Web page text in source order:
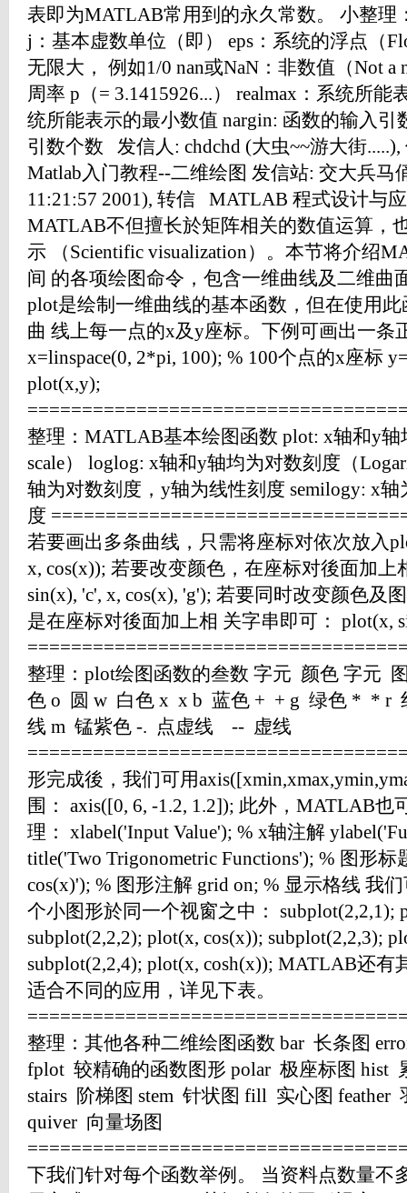
表即为MATLAB常用到的永久常数。 小整
j：基本虚数单位（即） eps：系统的浮点（
无限大， 例如1/0 nan或NaN：非数值（Not a
周率 p（= 3.1415926...） realmax：系统所能
统所能表示的最小数值 nargin: 函数的输入引
引数个数 发信人: chdchd (大虫~~游大街
Matlab入门教程--二维绘图 发信站: 交大兵马
11:21:57 2001), 转信 MATLAB 程式设计与
MATLAB不但擅长於矩阵相关的数值运算，
示 （Scientific visualization）。本节将介绍
间 的各项绘图命令，包含一维曲线及二维曲
plot是绘制一维曲线的基本函数，但在使用
曲 线上每一点的x及y座标。下例可画出一条
x=linspace(0, 2*pi, 100); % 100个点的x座标
plot(x,y);
整理：MATLAB基本绘图函数 plot: x轴和y轴
scale） loglog: x轴和y轴均为对数刻度（
轴为对数刻度，y轴为线性刻度 semilogy: x
度
若要画出多条曲线，只需将座标对依次放入
x, cos(x)); 若要改变颜色，在座标对後面加上
sin(x), 'c', x, cos(x), 'g'); 若要同时改变颜色及
是在座标对後面加上相 关字串即可： plot(x,
整理：plot绘图函数的叁数 字元 颜色 字元
色 o 圆 w 白色 x x b 蓝色 + + g 绿色 * * r
线 m 锰紫色 -. 点虚线 -- 虚线
形完成後，我们可用
围： axis([0, 6, -1.2, 1.2]); 此外，MATLAB
理： xlabel('Input Value'); % x轴注解
title('Two Trigonometric Functions'); % 图形标
cos(x)'); % 图形注解 grid on; % 显示格线 我
个小图形於同一个视窗之中： subplot(2,2,1);
subplot(2,2,2); plot(x, cos(x)); subplot(2,2,3);
subplot(2,2,4); plot(x, cosh(x)); MATLAB还
适合不同的应用，详见下表。
整理：其他各种二维绘图函数 bar 长条图
fplot 较精确的函数图形 polar 极座标图 hist
stairs 阶梯图 stem 针状图 fill 实心图 feather
quiver 向量场图
下我们针对每个函数举例。 当资料点数量不